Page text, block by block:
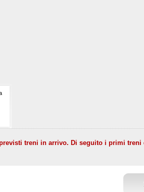
treni in arrivo. Di seguito i primi